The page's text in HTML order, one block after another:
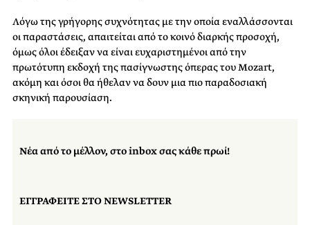
Λόγω της γρήγορης συχνότητας με την οποία εναλλάσσονται
οι παραστάσεις, απαιτείται από το κοινό διαρκής προσοχή,
όμως όλοι έδειξαν να είναι ευχαριστημένοι από την
πρωτότυπη εκδοχή της πασίγνωστης όπερας του Mozart,
ακόμη και όσοι θα ήθελαν να δουν μια πιο παραδοσιακή
σκηνική παρουσίαση.
Νέα από το μέλλον, στο inbox σας κάθε πρωί!
ΕΓΓΡΑΦΕΙΤΕ ΣΤΟ NEWSLETTER